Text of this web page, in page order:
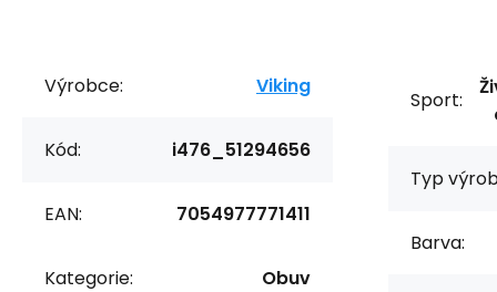
Výrobce: Viking
Kód: i476_51294656
EAN: 7054977771411
Kategorie: Obuv
Sport:
Typ
Barva: